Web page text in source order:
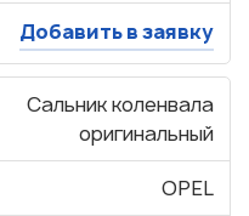
Добавить в заявку
Сальник коленвала
оригинальный
OPEL